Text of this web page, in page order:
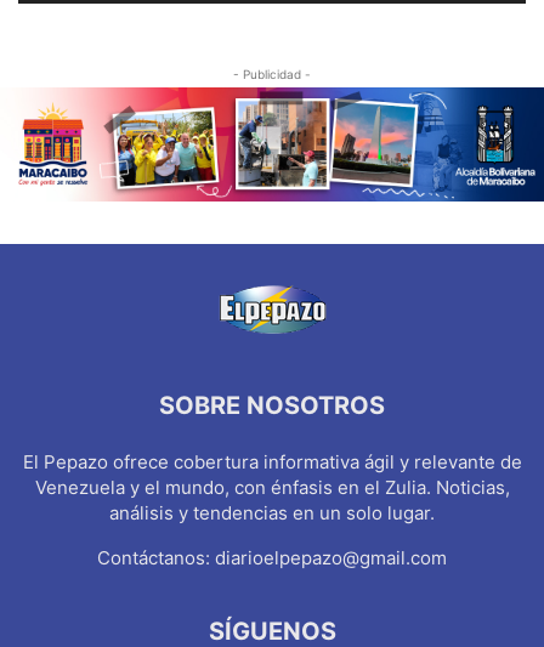
- Publicidad -
SOBRE NOSOTROS
El Pepazo ofrece cobertura informativa ágil y relevante de
Venezuela y el mundo, con énfasis en el Zulia. Noticias,
análisis y tendencias en un solo lugar.
Contáctanos: diarioelpepazo@gmail.com
SÍGUENOS